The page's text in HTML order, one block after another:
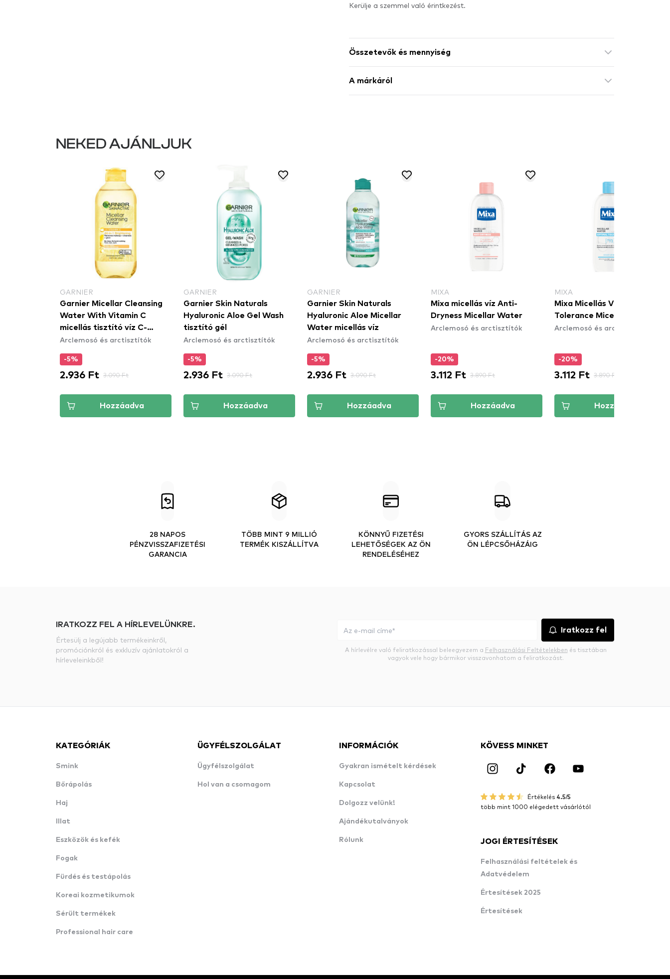
Kerülje a szemmel való érintkezést.
Összetevők és mennyiség
A márkáról
NEKED AJÁNLJUK
GARNIER
Garnier Micellar Cleansing
Water With Vitamin C
micellás tisztító víz C-
vitaminnal
Arclemosó és arctisztítók
-5%
2.936 Ft 3.090 Ft
Hozzáadva
GARNIER
Garnier Skin Naturals
Hyaluronic Aloe Gel Wash
tisztító gél
Arclemosó és arctisztítók
-5%
2.936 Ft 3.090 Ft
Hozzáadva
GARNIER
Garnier Skin Naturals
Hyaluronic Aloe Micellar
Water micellás víz
Arclemosó és arctisztítók
-5%
2.936 Ft 3.090 Ft
Hozzáadva
MIXA
Mixa micellás víz Anti-
Dryness Micellar Water
Arclemosó és arctisztítók
-20%
3.112 Ft 3.890 Ft
Hozzáadva
MIXA
Mixa Micellás Víz Optimal
Tolerance Micellar Water
Arclemosó és arctisztítók
-20%
3.112 Ft 3.890 Ft
Hozzáadva
28 NAPOS
PÉNZVISSZAFIZETÉSI
GARANCIA
TÖBB MINT 9 MILLIÓ
TERMÉK KISZÁLLÍTVA
KÖNNYŰ FIZETÉSI
LEHETŐSÉGEK AZ ÖN
RENDELÉSÉHEZ
GYORS SZÁLLÍTÁS AZ
ÖN LÉPCSŐHÁZÁIG
IRATKOZZ FEL A HÍRLEVELÜNKRE.
Értesülj a legújabb termékeinkről,
promóciónkról és exkluzív ajánlatokról a
hírleveleinkből!
Iratkozz fel
A hírlevélre való feliratkozással beleegyezem a Felhasználási Feltételekben és tisztában
vagyok vele hogy bármikor visszavonhatom a feliratkozást.
KATEGÓRIÁK
Smink
Bőrápolás
Haj
Illat
Eszközök és kefék
Fogak
Fürdés és testápolás
Koreai kozmetikumok
Sérült termékek
Professional hair care
ÜGYFÉLSZOLGÁLAT
Ügyfélszolgálat
Hol van a csomagom
INFORMÁCIÓK
Gyakran ismételt kérdések
Kapcsolat
Dolgozz velünk!
Ajándékutalványok
Rólunk
KÖVESS MINKET
Értékelés 4.5/5
több mint 1000 elégedett vásárlótól
JOGI ÉRTESÍTÉSEK
Felhasználási feltételek és
Adatvédelem
Értesítések 2025
Értesítések